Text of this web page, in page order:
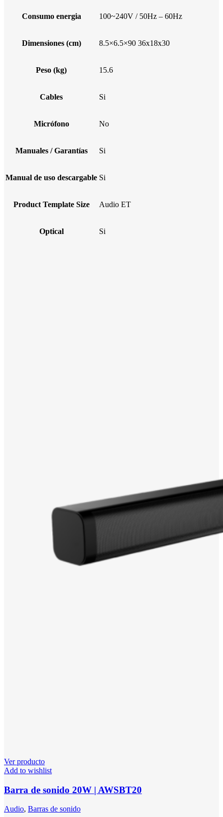
Consumo energia 100~240V / 50Hz – 60Hz
Dimensiones (cm) 8.5×6.5×90 36x18x30
Peso (kg) 15.6
Cables Si
Micrófono No
Manuales / Garantías Si
Manual de uso descargable Si
Product Template Size Audio ET
Optical Si
Ver producto
Add to wishlist
Barra de sonido 20W | AWSBT20
Audio, Barras de sonido